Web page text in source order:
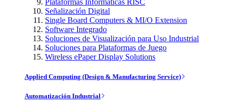
Señalización Digital
Single Board Computers & MI/O Extension
Software Integrado
Soluciones de Visualización para Uso Industrial
Soluciones para Plataformas de Juego
Wireless ePaper Display Solutions
Applied Computing (Design & Manufacturing Service)
Automatización Industrial